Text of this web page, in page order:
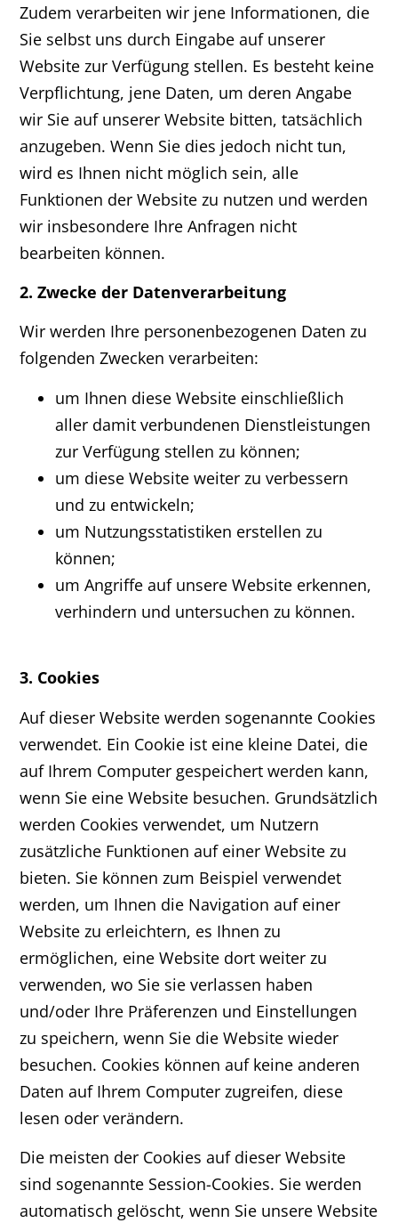
Zudem verarbeiten wir jene Informationen, die
Sie selbst uns durch Eingabe auf unserer
Website zur Verfügung stellen. Es besteht keine
Verpflichtung, jene Daten, um deren Angabe
wir Sie auf unserer Website bitten, tatsächlich
anzugeben. Wenn Sie dies jedoch nicht tun,
wird es Ihnen nicht möglich sein, alle
Funktionen der Website zu nutzen und werden
wir insbesondere Ihre Anfragen nicht
bearbeiten können.
2. Zwecke der Datenverarbeitung
Wir werden Ihre personenbezogenen Daten zu
folgenden Zwecken verarbeiten:
um Ihnen diese Website einschließlich
aller damit verbundenen Dienstleistungen
zur Verfügung stellen zu können;
um diese Website weiter zu verbessern
und zu entwickeln;
um Nutzungsstatistiken erstellen zu
können;
um Angriffe auf unsere Website erkennen,
verhindern und untersuchen zu können.
3. Cookies
Auf dieser Website werden sogenannte Cookies
verwendet. Ein Cookie ist eine kleine Datei, die
auf Ihrem Computer gespeichert werden kann,
wenn Sie eine Website besuchen. Grundsätzlich
werden Cookies verwendet, um Nutzern
zusätzliche Funktionen auf einer Website zu
bieten. Sie können zum Beispiel verwendet
werden, um Ihnen die Navigation auf einer
Website zu erleichtern, es Ihnen zu
ermöglichen, eine Website dort weiter zu
verwenden, wo Sie sie verlassen haben
und/oder Ihre Präferenzen und Einstellungen
zu speichern, wenn Sie die Website wieder
besuchen. Cookies können auf keine anderen
Daten auf Ihrem Computer zugreifen, diese
lesen oder verändern.
Die meisten der Cookies auf dieser Website
sind sogenannte Session-Cookies. Sie werden
automatisch gelöscht, wenn Sie unsere Website